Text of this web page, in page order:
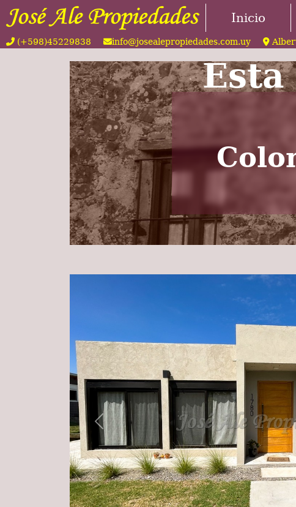
Inicio
(+598)45229838 info@josealepropiedades.com.uy
Esta
Previous